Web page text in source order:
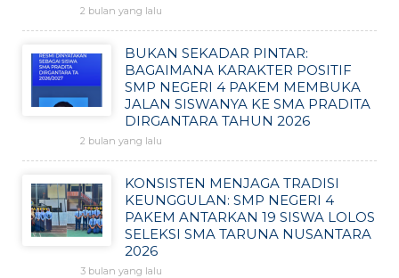
2 bulan yang lalu
BUKAN SEKADAR PINTAR:
BAGAIMANA KARAKTER POSITIF
SMP NEGERI 4 PAKEM MEMBUKA
JALAN SISWANYA KE SMA PRADITA
DIRGANTARA TAHUN 2026
2 bulan yang lalu
KONSISTEN MENJAGA TRADISI
KEUNGGULAN: SMP NEGERI 4
PAKEM ANTARKAN 19 SISWA LOLOS
SELEKSI SMA TARUNA NUSANTARA
2026
3 bulan yang lalu